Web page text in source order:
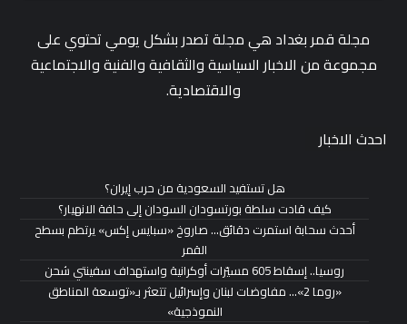
مجلة قمر بغداد هي مجلة تصدر بشكل يومي تحتوي على
مجموعة من الاخبار السياسية والثقافية والفنية والاجتماعية
والاقتصادية.
احدث الاخبار
هل تستفيد السعودية من حرب إيران؟
كيف قادت سلطة بورتسودان السودان إلى حافة الانهيار؟
أحدث سحابة استمرت دقائق… صاروخ «سبايس إكس» يرتطم بسطح
القمر
روسيا.. إسقاط 605 مسيّرات أوكرانية واستهداف سفينتي شحن
«روما 2»… مفاوضات لبنان وإسرائيل تتعثر بـ«توسعة المناطق
النموذجية»